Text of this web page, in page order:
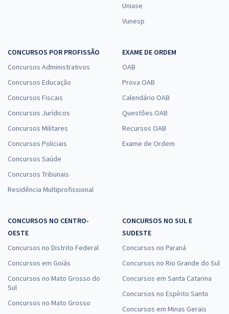
Uniase
Vunesp
CONCURSOS POR PROFISSÃO
Concursos Administrativos
Concursos Educação
Concursos Fiscais
Concursos Jurídicos
Concursos Militares
Concursos Policiais
Concursos Saúde
Concursos Tribunais
Residência Multiprofissional
EXAME DE ORDEM
OAB
Prova OAB
Calendário OAB
Questões OAB
Recursos OAB
Exame de Ordem
CONCURSOS NO CENTRO-
OESTE
Concursos no Distrito Federal
Concursos em Goiás
Concursos no Mato Grosso do
Sul
Concursos no Mato Grosso
CONCURSOS NO SUL E
SUDESTE
Concursos no Paraná
Concursos no Rio Grande do Sul
Concursos em Santa Catarina
Concursos no Espírito Santo
Concursos em Minas Gerais